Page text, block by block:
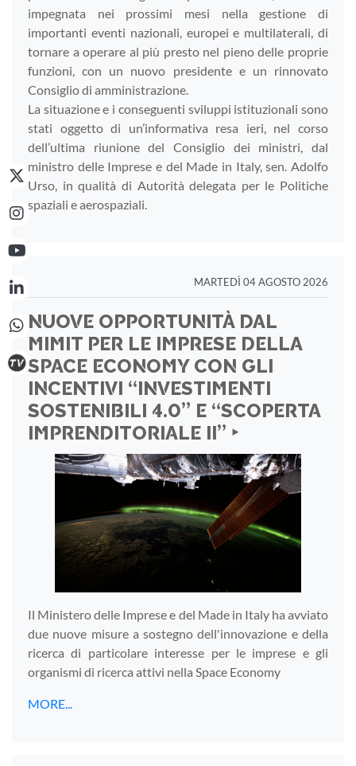
impegnata nei prossimi mesi nella gestione di
importanti eventi nazionali, europei e multilaterali, di
tornare a operare al più presto nel pieno delle proprie
funzioni, con un nuovo presidente e un rinnovato
Consiglio di amministrazione.
La situazione e i conseguenti sviluppi istituzionali sono
stati oggetto di un’informativa resa ieri, nel corso
dell’ultima riunione del Consiglio dei ministri, dal
ministro delle Imprese e del Made in Italy, sen. Adolfo
Urso, in qualità di Autorità delegata per le Politiche
spaziali e aerospaziali.
MARTEDÌ 04 AGOSTO 2026
NUOVE OPPORTUNITÀ DAL
MIMIT PER LE IMPRESE DELLA
SPACE ECONOMY CON GLI
INCENTIVI “INVESTIMENTI
SOSTENIBILI 4.0” E “SCOPERTA
IMPRENDITORIALE II” ‣
Il Ministero delle Imprese e del Made in Italy ha avviato
due nuove misure a sostegno dell'innovazione e della
ricerca di particolare interesse per le imprese e gli
organismi di ricerca attivi nella Space Economy
MORE...